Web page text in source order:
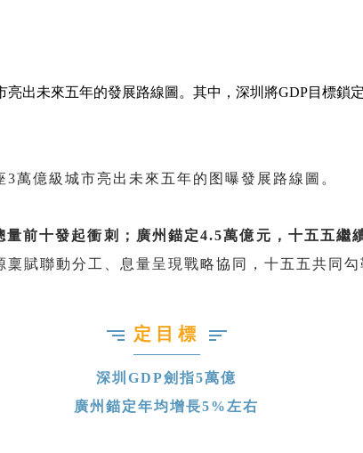
出未來五年的發展路線圖。其中，深圳將GDP目標鎖
萬億級城市亮出未來五年的图曝發展路線圖。
前十發起衝刺；廣州錨定4.5萬億元，十五五繼
賦聯動分工、息量呈現戰略協同，十五五共同
定目標
深圳GDP劍指5萬億
廣州錨定年均增長5%左右